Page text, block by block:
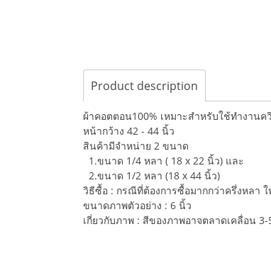
Product description
ผ้าคอตตอน100% เหมาะสำหรับใช้ทำงานค
หน้ากว้าง 42 - 44 นิ้ว
สินค้ามีจำหน่าย 2 ขนาด
1.ขนาด 1/4 หลา ( 18 x 22 นิ้ว) และ
2.ขนาด 1/2 หลา (18 x 44 นิ้ว)
วิธีซื้อ : กรณีที่ต้องการซื้อมากกว่าครึ่งหลา
ขนาดภาพตัวอย่าง : 6 นิ้ว
เกี่ยวกับภาพ : สีของภาพอาจตลาดเคลื่อน